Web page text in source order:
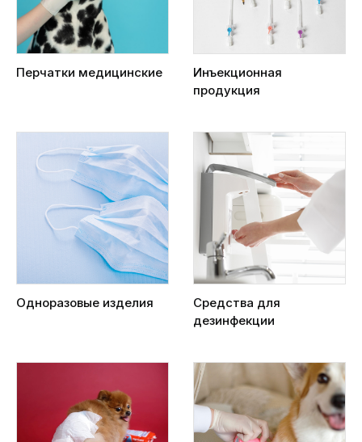
Перчатки медицинские
Инъекционная
продукция
Одноразовые изделия
Средства для
дезинфекции